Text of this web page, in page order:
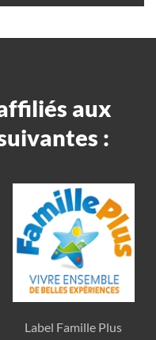
aux
:
Label Famille Plus